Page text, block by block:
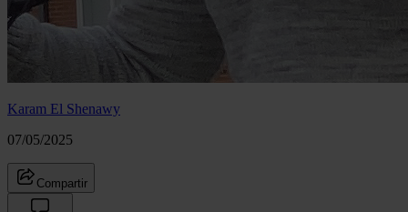
Karam El Shenawy
07/05/2025
Compartir